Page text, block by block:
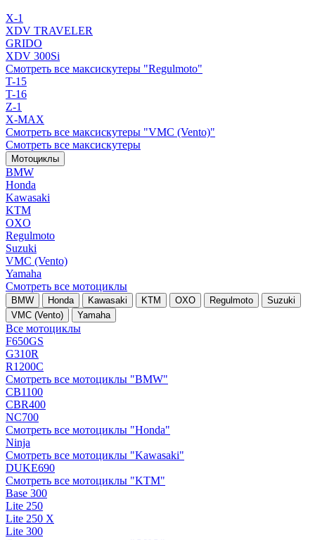
X-1
XDV TRAVELER
GRIDO
XDV 300Si
Смотреть все максискутеры "Regulmoto"
T-15
T-16
Z-1
X-MAX
Смотреть все максискутеры "VMC (Vento)"
Смотреть все максискутеры
Мотоциклы
BMW
Honda
Kawasaki
KTM
OXO
Regulmoto
Suzuki
VMC (Vento)
Yamaha
Смотреть все мотоциклы
BMW Honda Kawasaki KTM OXO Regulmoto
Suzuki
VMC (Vento)
Yamaha
Все мотоциклы
F650GS
G310R
R1200C
Смотреть все мотоциклы "BMW"
CB1100
CBR400
NC700
Смотреть все мотоциклы "Honda"
Ninja
Смотреть все мотоциклы "Kawasaki"
DUKE690
Смотреть все мотоциклы "KTM"
Base 300
Lite 250
Lite 250 X
Lite 300